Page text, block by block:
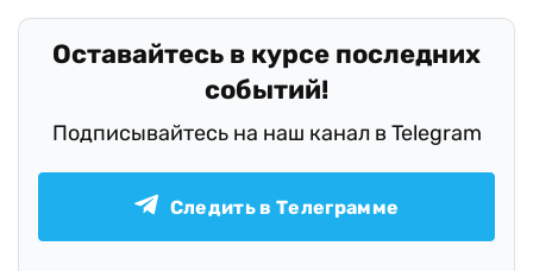
Оставайтесь в курсе последних
событий!
Подписывайтесь на наш канал в Telegram
Следить в Телеграмме